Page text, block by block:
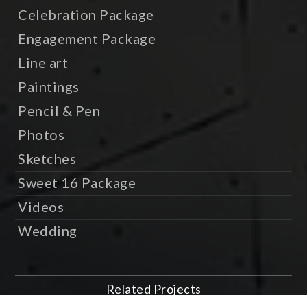
Celebration Package
Engagement Package
Line art
Paintings
Pencil & Pen
Photos
Sketches
Sweet 16 Package
Videos
Wedding
Related Projects